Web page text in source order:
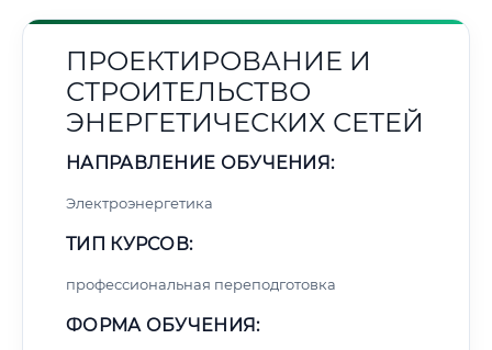
ПРОЕКТИРОВАНИЕ И
СТРОИТЕЛЬСТВО
ЭНЕРГЕТИЧЕСКИХ СЕТЕЙ
НАПРАВЛЕНИЕ ОБУЧЕНИЯ:
Электроэнергетика
ТИП КУРСОВ:
профессиональная переподготовка
ФОРМА ОБУЧЕНИЯ: